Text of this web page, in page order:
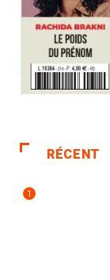
RÉCENT
1